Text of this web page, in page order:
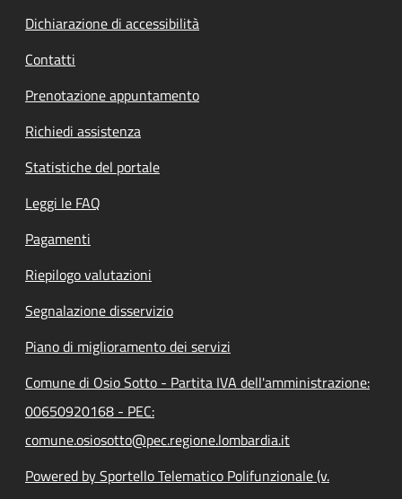
Dichiarazione di accessibilità
Contatti
Prenotazione appuntamento
Richiedi assistenza
Statistiche del portale
Leggi le FAQ
Pagamenti
Riepilogo valutazioni
Segnalazione disservizio
Piano di miglioramento dei servizi
Comune di Osio Sotto - Partita IVA dell'amministrazione:
00650920168 - PEC:
comune.osiosotto@pec.regione.lombardia.it
Powered by Sportello Telematico Polifunzionale (v.